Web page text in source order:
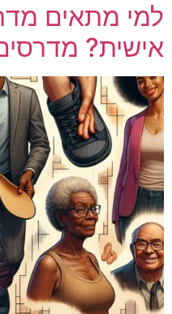
למי מתאים
אישית?